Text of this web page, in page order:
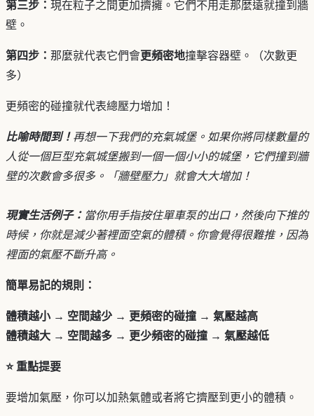
第三步： 現在粒子之間更加擠擁。它們不用走那麼遠就撞到牆
壁。
第四步： 那麼就代表它們會更頻密地撞擊容器壁。（次數更
多）
更頻密的碰撞就代表總壓力增加！
比喻時間到！ 再想一下我們的充氣城堡。如果你將同樣數量的
人從一個巨型充氣城堡搬到一個一個小小的城堡，它們撞到牆
壁的次數會多很多。「牆壁壓力」就會大大增加！
現實生活例子： 當你用手指按住單車泵的出口，然後向下推的
時候，你就是減少著裡面空氣的體積。你會覺得很難推，因為
裡面的氣壓不斷升高。
簡單易記的規則：
體積越小 → 空間越少 → 更頻密的碰撞 → 氣壓越高
體積越大 → 空間越多 → 更少頻密的碰撞 → 氣壓越低
⭐ 重點提要
要增加氣壓，你可以加熱氣體或者將它擠壓到更小的體積。